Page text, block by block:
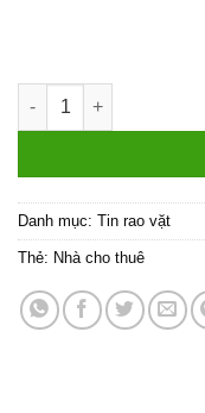
Cho thuê căn hộ D7
Danh mục: Tin rao vặt
Thẻ: Nhà cho thuê